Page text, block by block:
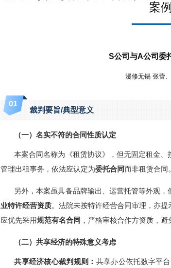
案例
S公司与A公司委
漫修无锡 张蕾
01
裁判要旨/典型意义
（一）名实不符的合同性质认定
本案合同名称为《租赁协议》，但无固定租金
管理出租事务，依法应认定为委托合同而非租赁合同。
另外，本案虽具备品牌输出、运营托管等外观，
业特许经营资质。法院未按特许经营合同审理，亦提
应优先采用规范有名合同 ，严格审核合作方资质，
（二）共享经济的特殊意义考虑
共享经济核心裁判规则： 共享办公依托数字平